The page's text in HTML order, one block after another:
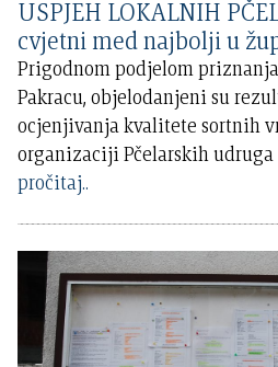
USPJEH LOKALNIH
cvjetni med najbolji u
Prigodnom podjelom
Pakracu, objelodanjeni su
ocjenjivanja kvalitete sortnih
organizaciji Pčelarskih
pročitaj..